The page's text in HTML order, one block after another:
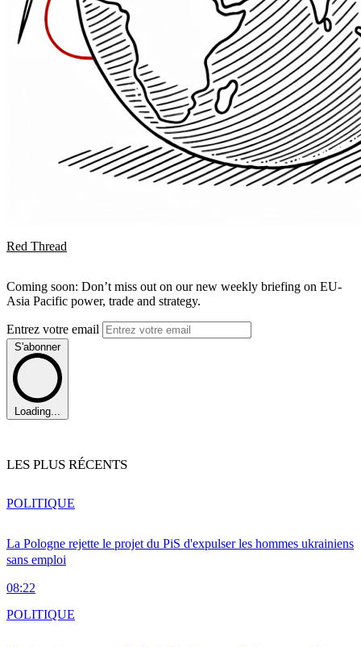
Red Thread
Coming soon: Don’t miss out on our new weekly briefing on EU-
Asia Pacific power, trade and strategy.
Entrez votre email
S'abonner
Loading...
LES PLUS RÉCENTS
La Pologne rejette le projet du PiS d'expulser les hommes ukrainiens
sans emploi
08:22
POLITIQUE
POLITIQUE